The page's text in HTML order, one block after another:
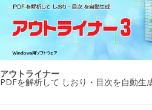
アウトライナー
PDFを解析して しおり・目次を自動生